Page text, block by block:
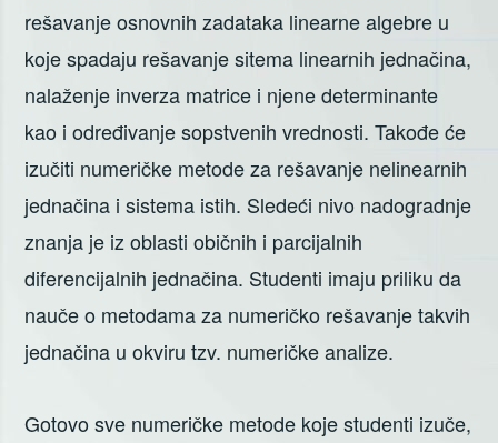
rešavanje osnovnih zadataka linearne algebre u
koje spadaju rešavanje sitema linearnih jednačina,
nalaženje inverza matrice i njene determinante
kao i određivanje sopstvenih vrednosti. Takođe će
izučiti numeričke metode za rešavanje nelinearnih
jednačina i sistema istih. Sledeći nivo nadogradnje
znanja je iz oblasti običnih i parcijalnih
diferencijalnih jednačina. Studenti imaju priliku da
nauče o metodama za numeričko rešavanje takvih
jednačina u okviru tzv. numeričke analize.
Gotovo sve numeričke metode koje studenti izuče,